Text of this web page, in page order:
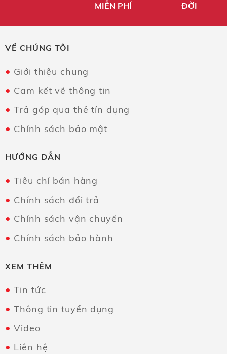
MIỄN PHÍ
ĐỜI
VỀ CHÚNG TÔI
Giới thiệu chung
Cam kết về thông tin
Trả góp qua thẻ tín dụng
Chính sách bảo mật
HƯỚNG DẪN
Tiêu chí bán hàng
Chính sách đổi trả
Chính sách vận chuyển
Chính sách bảo hành
XEM THÊM
Tin tức
Thông tin tuyển dụng
Video
Liên hệ